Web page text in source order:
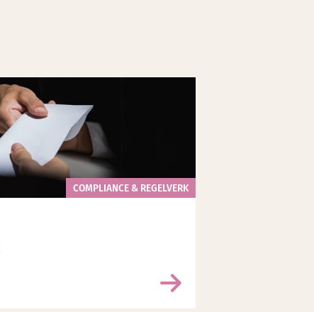
COMPLIANCE & REGELVERK